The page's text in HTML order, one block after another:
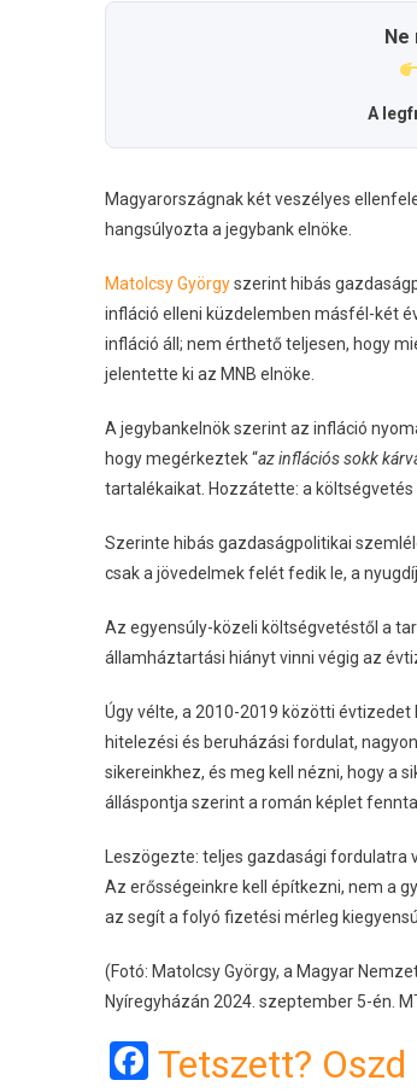
A
Magyarországnak két veszélyes
hangsúlyozta a jegybank elnöke.
Matolcsy Györgyszerint hibás
infláció elleni küzdelemben másfél-két
infláció áll; nem érthető teljesen, hogy
jelentette ki az MNB elnöke.
A jegybankelnök szerint az infláció
hogy megérkeztek “az inflációs sokk
tartalékaikat. Hozzátette: a
Szerinte hibás gazdaságpolitikai
csak a jövedelmek felét fedik le, a
Az egyensúly-közeli költségvetéstől a
államháztartási hiányt vinni végig az
Úgy vélte, a 2010-2019 közötti
hitelezési és beruházási fordulat,
sikereinkhez, és meg kell nézni, hogy a
álláspontja szerint a román képlet
Leszögezte: teljes gazdasági
Az erősségeinkre kell építkezni, nem a
az segít a folyó fizetési mérleg
(Fotó: Matolcsy György, a Magyar
Nyíregyházán 2024. szeptember 5-én.
Facebook
Tetszett?